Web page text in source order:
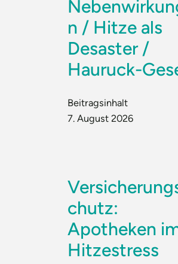
n / Hitze als
Desaster /
Hauruck-
Beitragsinhalt
7. August 2026
chutz:
Apotheken
Hitzestress